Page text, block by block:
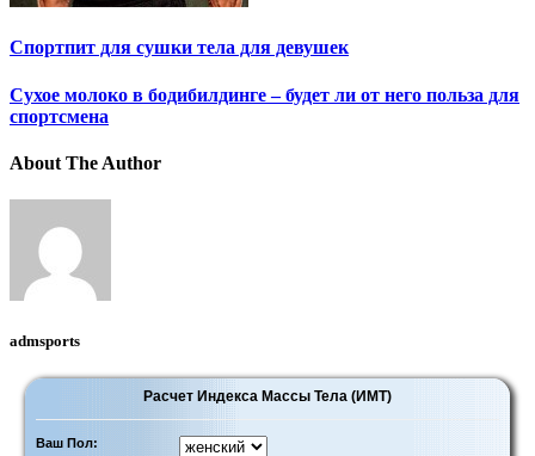
Спортпит для сушки тела для девушек
Cухое молоко в бодибилдинге – будет ли от него польза для
спортсмена
About The Author
admsports
Расчет Индекса Массы Тела (ИМТ)
Ваш Пол: